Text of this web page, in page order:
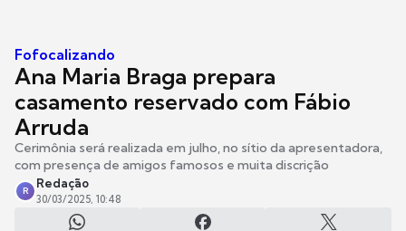
Fofocalizando
Ana Maria Braga prepara
casamento reservado com Fábio
Arruda
Cerimônia será realizada em julho, no sítio da apresentadora,
com presença de amigos famosos e muita discrição
R
Redação
30/03/2025, 10:48